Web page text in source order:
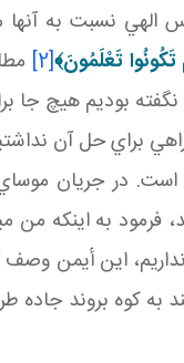
الهي نسبت به
تَعْلَمُونَ﴾[2]
بوديم هيچ جا
براي حل آن
در جريان
فرمود به اينکه
نداريم، اين
به کوه بروند